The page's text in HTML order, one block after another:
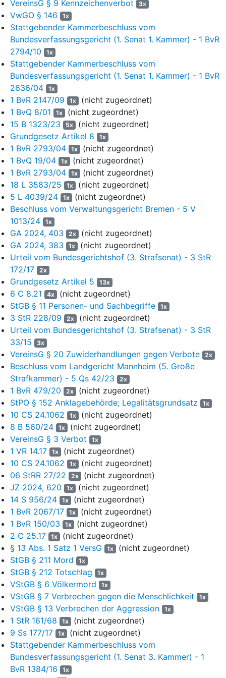
eines Hauptsacheverfahrens losgelöste allgemeine
Interessenabwägung falle zu Lasten des Antragstellers aus.
Es spreche einiges dafür, dass jedenfalls im Rahmen einer
pro-palästinensischen Demonstration, die während des noch
andauernden Konflikts zwischen Israel und der HAMAS
stattfinde, das mit der Auflage Nr. 1 untersagte Leugnen des
Existenzrechts Israels den Tatbestand der Volksverhetzung
§ 130 Abs. 1 Nrn. 1 oder 2 StGB
erfülle und somit eine
unmittelbare Gefahr für die öffentliche Sicherheit i.S.d.
Abs. 1 Satz 1 VersGNRW bestehe. Ein unbefangener
Beobachter der angemeldeten Versammlung gehe nicht von
einer straffrei möglichen Leugnung des Existenzrechts Israels
aus, sondern sehe zugleich auch das Existenzrecht der in
Israel lebenden Jüdinnen und Juden als betroffen an. Damit
werde eine entsprechende Äußerung überwiegend
wahrscheinlich zugleich als Aufruf zu Gewalt- und
Willkürhandlungen an den in Deutschland lebenden Jüdinnen
und Juden verstanden. Auch spreche vieles dafür, die
Leugnung des Existenzrechts Israels als nach
§ 140 Nr. 2
strafbar anzusehen. Es ergebe sich insoweit ein
möglicher Bezug zu den Gewalttaten der HAMAS, die im
Sinne eines identitätsstiftenden Selbstverständnisses und
ideologischen Leitziels das Existenzrecht Israels negiere und
sich dessen gewaltsamer Vernichtung verschrieben habe.
Ferner könne nach summarischer Prüfung die Leugnung des
Existenzrechts Israels im Einzelfall dem Kennzeichenverbot
des § 86a Abs. 1 Nr. 1 i.V.m.§ 86 Abs. 1 und 2 StGB
unterfallen. Nach überschlägiger Prüfung habe sich die
HAMAS insbesondere in ihrer Charta die Leugnung des
Existenzrechts Israels in einem identitätsstiftenden Sinne
derart zu eigen gemacht, dass diese zumindest auch als ihr
Kennzeichen erscheine.
Ebenfalls spreche Überwiegendes für die Strafbarkeit der mit
der Auflage Nr. 2 untersagten Parolen „From the river to the
sea“, „There is only one state – Palestine 48“ sowie „Yalla,
yalla, Intifada“ (und Abwandlungen ebendieser). Das
Polizeipräsidium S. habe in der Bescheidbegründung konkrete
Anhaltspunkte dafür dargelegt, dass beim Ausruf von „From
the river to the sea“ mit hoher Wahrscheinlichkeit gegen die
Strafnormen des
§ 86a Abs. 1 Nr. 1 i.V.m. 86 Abs. 1 und 2
StGB oder § 20 Abs. 1 Satz 1 Nr. 5 i.V.m.
VereinsGverstoßen werde. Die Parole sei ein Kennzeichen
der verbotenen HAMAS und ein unbefangener Beobachter der
geplanten Versammlung werde nicht auf Anhieb erkennen
können, dass sie eindeutig nicht als Kennzeichen dieser
Terrororganisation verwendet werde. Bei der HAMAS handele
es sich gerade um eine der Kriegsparteien in dem – trotz der
vorläufigen Waffenruhe de facto andauernden – Gaza-Konflikt.
Es spreche weiter Überwiegendes dafür, dass der Ausspruch
„There is only one state – Palestine 48“ von einem
unbefangenen Beobachter so verstanden werde, dass mit
dieser Parole in strafbarer Weise das Existenzrecht des
Staates Israel verneint und der Wunsch nach einem Palästina
in den Grenzen von 1948 ausgedrückt werde. Mit „48“ sei das
Jahr 1948 gemeint, mithin der Zeitpunkt vor der
Staatsgründung Israels am 14. Mai 1948. Die Parole stehe
daher eindeutig für die Ablehnung jeglicher Form von jüdischer
Staatssouveränität sowie friedlicher Koexistenz beider Völker;
sie sei als ein Fall von israelbezogenem Antisemitismus zu
werten. Für die Strafbarkeit der Parole „Yalla, yalla, Intifada“
VereinsG § 9 Kennzeichenverbot 3x
VwGO § 146 1x
Stattgebender Kammerbeschluss vom
Bundesverfassungsgericht (1. Senat 1. Kammer) - 1 BvR
2794/10
1x
Stattgebender Kammerbeschluss vom
Bundesverfassungsgericht (1. Senat 1. Kammer) - 1 BvR
2636/04
1x
1 BvR 2147/09 1x (nicht zugeordnet)
1 BvQ 8/01
1x (nicht zugeordnet)
15 B 1323/23
5x (nicht zugeordnet)
Grundgesetz Artikel 8
1x
1 BvR 2793/04 1x (nicht zugeordnet)
1 BvQ 19/04
1x (nicht zugeordnet)
1 BvR 2793/04
1x (nicht zugeordnet)
18 L 3583/25
1x (nicht zugeordnet)
5 L 4039/24
1x (nicht zugeordnet)
Beschluss vom Verwaltungsgericht Bremen - 5 V
1013/24
1x
GA 2024, 403 2x (nicht zugeordnet)
GA 2024, 383
1x (nicht zugeordnet)
Urteil vom Bundesgerichtshof (3. Strafsenat) - 3 StR
172/17
2x
Grundgesetz Artikel 5 13x
6 C 8.21 4x (nicht zugeordnet)
StGB § 11 Personen- und Sachbegriffe
1x
3 StR 228/09 2x (nicht zugeordnet)
Urteil vom Bundesgerichtshof (3. Strafsenat) - 3 StR
33/15
3x
VereinsG § 20 Zuwiderhandlungen gegen Verbote 2x
Beschluss vom Landgericht Mannheim (5. Große
Strafkammer) - 5 Qs 42/23
2x
1 BvR 479/20 2x (nicht zugeordnet)
StPO § 152 Anklagebehörde; Legalitätsgrundsatz
1x
10 CS 24.1062 1x (nicht zugeordnet)
8 B 560/24
1x (nicht zugeordnet)
VereinsG § 3 Verbot
1x
1 VR 14.17 1x (nicht zugeordnet)
10 CS 24.1062
1x (nicht zugeordnet)
06 StRR 27/22
2x (nicht zugeordnet)
JZ 2024, 620
1x (nicht zugeordnet)
14 S 956/24
1x (nicht zugeordnet)
1 BvR 2067/17
1x (nicht zugeordnet)
1 BvR 150/03
1x (nicht zugeordnet)
2 C 25.17
1x (nicht zugeordnet)
§ 13 Abs. 1 Satz 1 VersG
1x (nicht zugeordnet)
StGB § 211 Mord
1x
StGB § 212 Totschlag 1x
VStGB § 6 Völkermord 1x
VStGB § 7 Verbrechen gegen die Menschlichkeit 1x
VStGB § 13 Verbrechen der Aggression 1x
1 StR 161/68 1x (nicht zugeordnet)
9 Ss 177/17
1x (nicht zugeordnet)
Stattgebender Kammerbeschluss vom
Bundesverfassungsgericht (1. Senat 3. Kammer) - 1
BvR 1384/16
1x